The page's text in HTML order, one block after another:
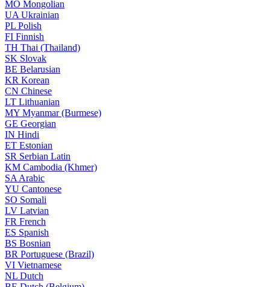
MO Mongolian
UA Ukrainian
PL Polish
FI Finnish
TH Thai (Thailand)
SK Slovak
BE Belarusian
KR Korean
CN Chinese
LT Lithuanian
MY Myanmar (Burmese)
GE Georgian
IN Hindi
ET Estonian
SR Serbian Latin
KM Cambodia (Khmer)
SA Arabic
YU Cantonese
SO Somali
LV Latvian
FR French
ES Spanish
BS Bosnian
BR Portuguese (Brazil)
VI Vietnamese
NL Dutch